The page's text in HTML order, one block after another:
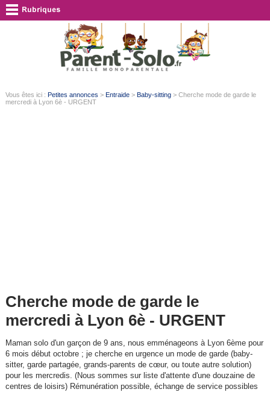
Vous êtes ici : Petites annonces > Entraide> Baby-sitting> Cherche mode de garde le
mercredi à Lyon 6è - URGENT
Cherche mode de garde le
mercredi à Lyon 6è - URGENT
Maman solo d'un garçon de 9 ans, nous emménageons à Lyon 6ème pour
6 mois début octobre ; je cherche en urgence un mode de garde (baby-
sitter, garde partagée, grands-parents de cœur, ou toute autre solution)
pour les mercredis. (Nous sommes sur liste d'attente d'une douzaine de
centres de loisirs) Rémunération possible, échange de service possibles